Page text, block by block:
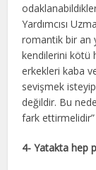
Yardımcısı
romantik bir an
kendilerini kötü
erkekleri kaba
sevişmek
değildir. Bu
fark ettirmelidir”
4- Yatakta hep